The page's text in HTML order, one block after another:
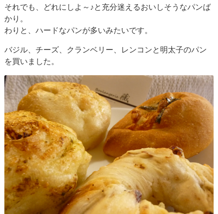
それでも、どれにしよ～♪と充分迷えるおいしそうなパンば
かり。
わりと、ハードなパンが多いみたいです。
バジル、チーズ、クランベリー、レンコンと明太子のパン
を買いました。